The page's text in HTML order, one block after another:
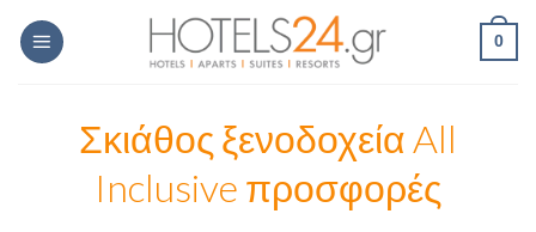
Skip
0
Σκιάθος ξενοδοχεία All
Inclusive προσφορές